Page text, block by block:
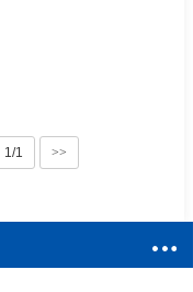
1/1 >>